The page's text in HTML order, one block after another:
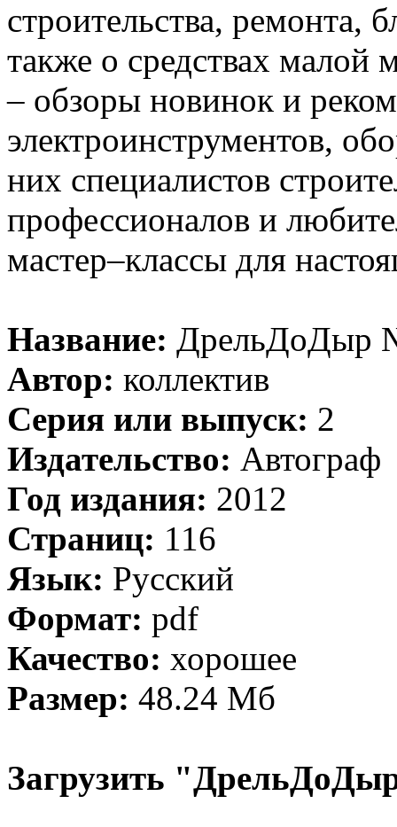
строительства, ремонта,
также о средствах
– обзоры новинок и
электроинструментов,
них специалистов
профессионалов и
мастер–классы для
Название: ДрельДоДыр
Автор: коллектив
Серия или выпуск: 2
Издательство: Автограф
Год издания: 2012
Страниц: 116
Язык: Русский
Формат: pdf
Качество: хорошее
Размер: 48.24 Мб
Загрузить